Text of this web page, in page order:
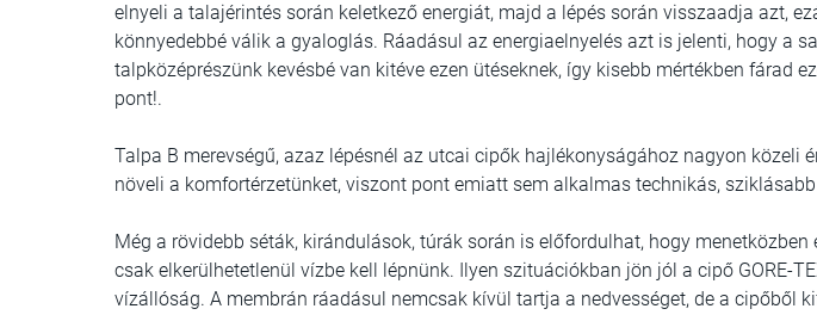
elnyeli a talajérintés során keletkező energiát, majd a lépés során visszaadja azt,
könnyedebbé válik a gyaloglás. Ráadásul az energiaelnyelés azt is jelenti, hogy a
talpközéprészünk kevésbé van kitéve ezen ütéseknek, így kisebb mértékben fárad
pont!.
Talpa B merevségű, azaz lépésnél az utcai cipők hajlékonyságához nagyon közeli
növeli a komfortérzetünket, viszont pont emiatt sem alkalmas technikás, sziklásabb
Még a rövidebb séták, kirándulások, túrák során is előfordulhat, hogy menetközben
csak elkerülhetetlenül vízbe kell lépnünk. Ilyen szituációkban jön jól a cipő GORE-
vízállóság. A membrán ráadásul nemcsak kívül tartja a nedvességet, de a cipőből